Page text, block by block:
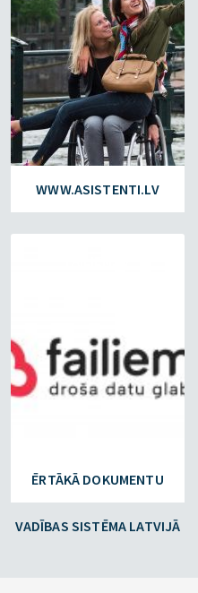
WWW.ASISTENTI.LV
ĒRTĀKĀ DOKUMENTU
VADĪBAS SISTĒMA LATVIJĀ